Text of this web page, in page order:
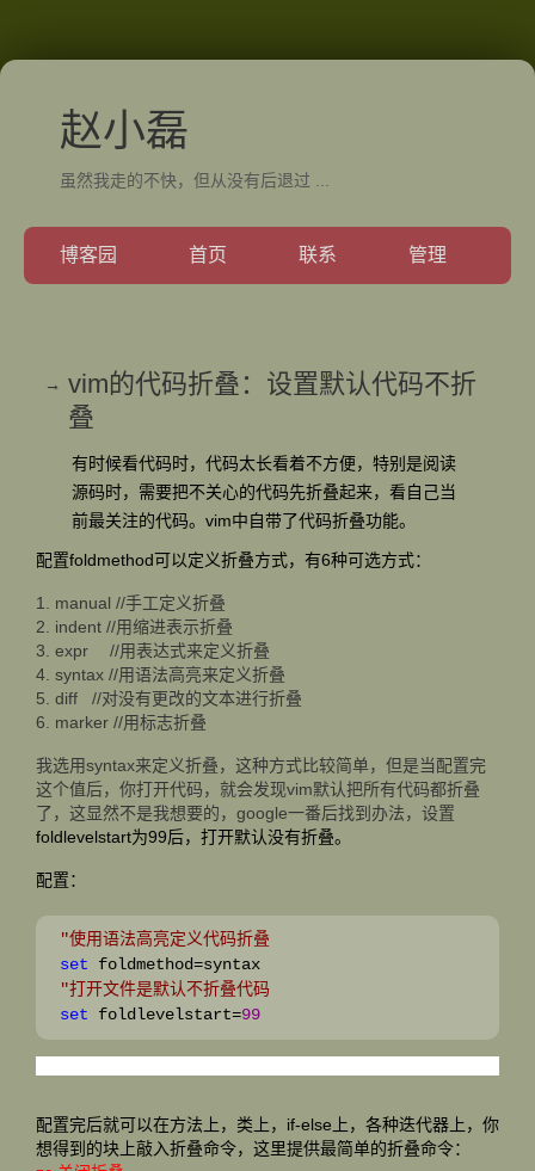
赵小磊
虽然我走的不快，但从没有后退过 ...
博客园 首页 联系 管理
vim的代码折叠：设置默认代码不折
叠
有时候看代码时，代码太长看着不方便，特别是阅读
源码时，需要把不关心的代码先折叠起来，看自己当
前最关注的代码。vim中自带了代码折叠功能。
配置foldmethod可以定义折叠方式，有6种可选方式：
1. manual //手工定义折叠
2. indent //用缩进表示折叠
3. expr //用表达式来定义折叠
4. syntax //用语法高亮来定义折叠
5. diff //对没有更改的文本进行折叠
6. marker //用标志折叠
我选用syntax来定义折叠，这种方式比较简单，但是当配置完
这个值后，你打开代码，就会发现vim默认把所有代码都折叠
了，这显然不是我想要的，google一番后找到办法，设置
foldlevelstart为99后，打开默认没有折叠。
配置：
"使用语法高亮定义代码折叠
set foldmethod=syntax
"打开文件是默认不折叠代码
set foldlevelstart=99
配置完后就可以在方法上，类上，if-else上，各种迭代器上，你
想得到的块上敲入折叠命令，这里提供最简单的折叠命令：